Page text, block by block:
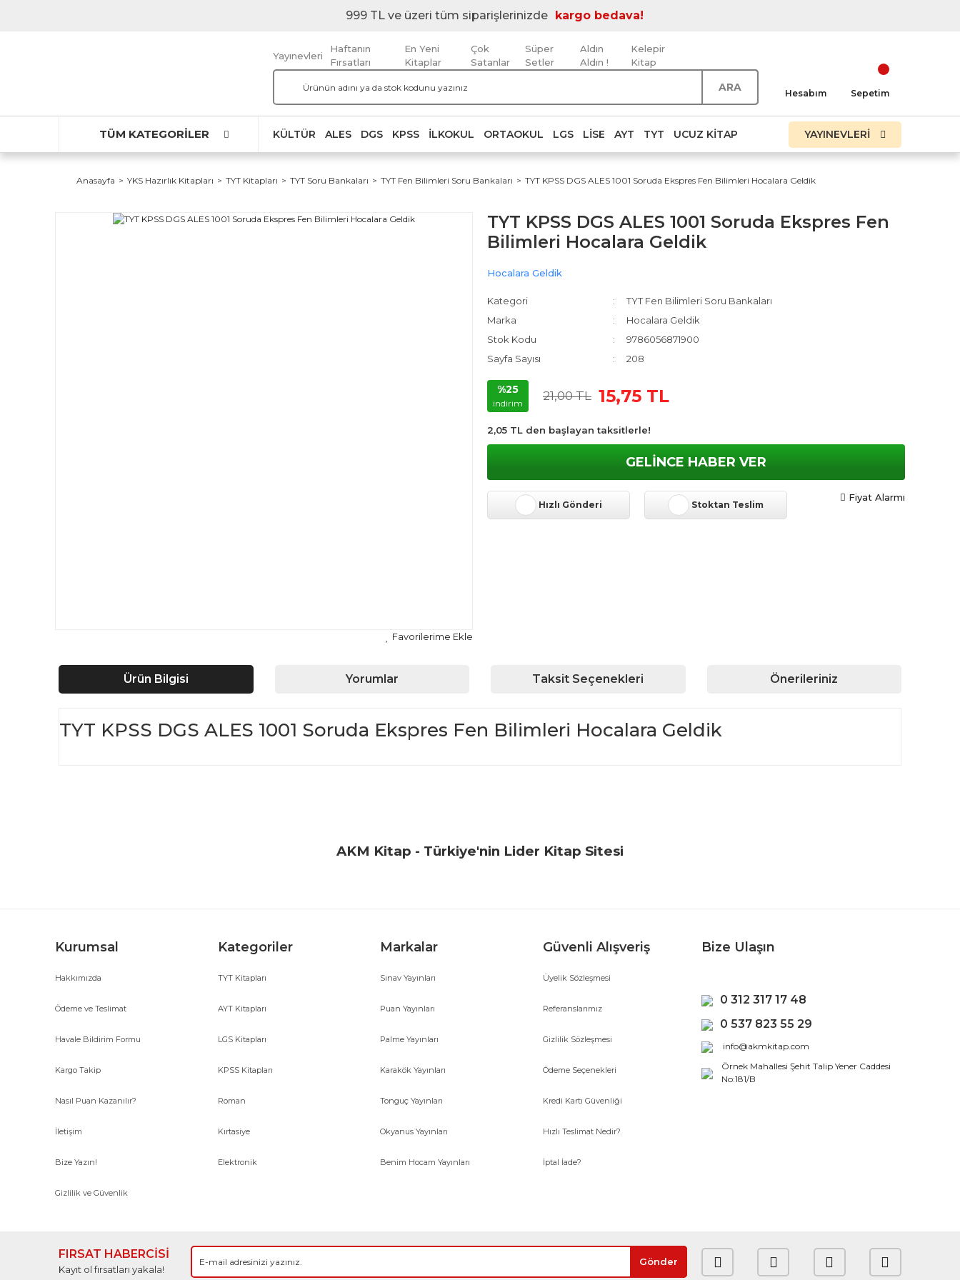
999 TL ve üzeri tüm siparişlerinizde kargo bedava!
Yayınevleri
Haftanın
Fırsatları
En Yeni
Kitaplar
Çok
Satanlar
Süper
Setler
Aldın
Aldın !
Kelepir
Kitap
ARA Hesabım Sepetim
TÜM KATEGORİLER KÜLTÜR ALES DGS KPSS İLKOKUL ORTAOKUL LGS LISE AYT TYT UCUZ KITAP YAYINEVLERİ
Anasayfa YKS Hazırlık Kitapları TYT Kitapları TYT Soru Bankaları TYT Fen Bilimleri Soru Bankaları TYT KPSS DGS ALES 1001 Soruda Ekspres Fen Bilimleri Hocalara Geldik
TYT KPSS DGS ALES 1001 Soruda Ekspres Fen
Bilimleri Hocalara Geldik
Hocalara Geldik
Kategori
TYT Fen Bilimleri Soru Bankaları
Marka
Hocalara Geldik
Stok Kodu
9786056871900
Sayfa Sayısı
208
%25
indirim
21,00 TL 15,75 TL
2,05 TL den başlayan taksitlerle!
GELİNCE HABER VER
Hızlı Gönderi Stoktan Teslim
Fiyat Alarmı
Ürün Bilgisi Yorumlar Taksit Seçenekleri Önerileriniz
TYT KPSS DGS ALES 1001 Soruda Ekspres Fen Bilimleri Hocalara Geldik
Yorum Yaz
AKM Kitap - Türkiye'nin Lider Kitap Sitesi
Kurumsal
Hakkımızda
Ödeme ve Teslimat
Havale Bildirim Formu
Kargo Takip
Nasıl Puan Kazanılır?
İletişim
Bize Yazın!
Gizlilik ve Güvenlik
Kategoriler
TYT Kitapları
AYT Kitapları
LGS Kitapları
KPSS Kitapları
Roman
Kırtasiye
Elektronik
Markalar
Sınav Yayınları
Puan Yayınları
Palme Yayınları
Karakök Yayınları
Tonguç Yayınları
Okyanus Yayınları
Benim Hocam Yayınları
Güvenli Alışveriş
Üyelik Sözleşmesi
Referanslarımız
Gizlilik Sözleşmesi
Ödeme Seçenekleri
Kredi Kartı Güvenliği
Hızlı Teslimat Nedir?
İptal İade?
Bize Ulaşın
0 312 317 17 48
0 537 823 55 29
info@akmkitap.com
Örnek Mahallesi Şehit Talip Yener Caddesi
No:181/B
FIRSAT HABERCİSİ
Kayıt ol fırsatları yakala!
Gönder